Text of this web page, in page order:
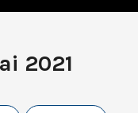
2021